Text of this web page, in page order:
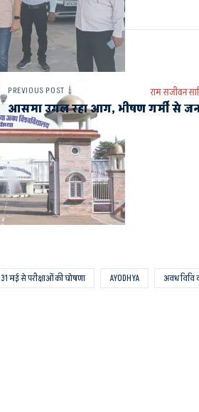
राम सजीवन
31 मई से परीक्षाओं की घोषणा AYODHYA अवध विवि
PREVIOUS POST
आसमा उगल रहा आग, भीषण गर्मी से